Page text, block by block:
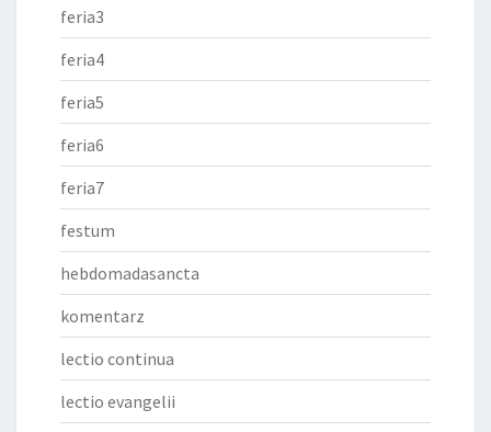
feria3
feria4
feria5
feria6
feria7
festum
hebdomadasancta
komentarz
lectio continua
lectio evangelii